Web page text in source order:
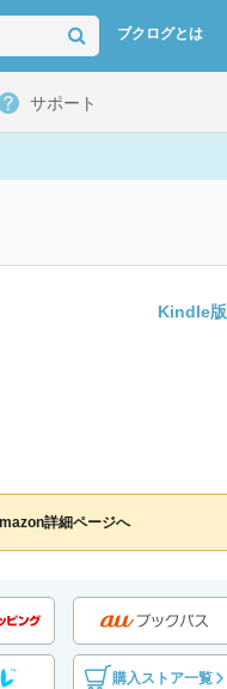
ブクログとは
サポート
Kindle版
詳細ページへ
購入ストア一覧